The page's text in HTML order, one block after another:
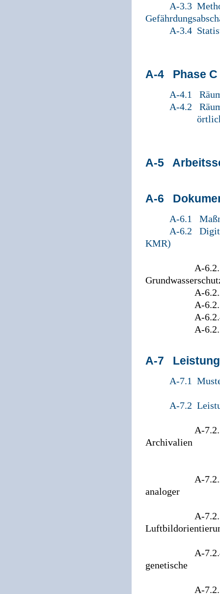
A-3.3
A-3.4
A-4 Phase C
A-4.1
A-4.2
A-5
A-6
A-6.1
A-6.2
KMR)
A-6.2.1
A-6.2.2
A-6.2.3
A-6.2.4
A-6.2.5
A-7
A-7.1
A-7.2
A-7.2.1
Archivalien
A-7.2.2
analoger
A-7.2.3
A-7.2.4
genetische
A-7.2.5